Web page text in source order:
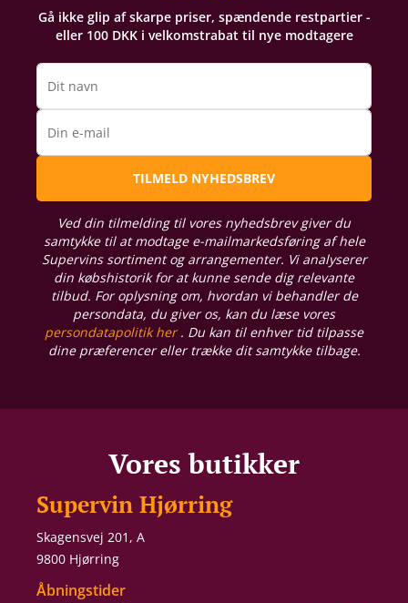
Gå ikke glip af skarpe priser, spændende restpartier -
eller 100 DKK i velkomstrabat til nye modtagere
Dit navn
Din e-mail
TILMELD NYHEDSBREV
Ved din tilmelding til vores nyhedsbrev giver du
samtykke til at modtage e-mailmarkedsføring af hele
Supervins sortiment og arrangementer. Vi analyserer
din købshistorik for at kunne sende dig relevante
tilbud. For oplysning om, hvordan vi behandler de
persondata, du giver os, kan du læse vores
persondatapolitik her. Du kan til enhver tid tilpasse
dine præferencer eller trække dit samtykke tilbage.
Vores butikker
Supervin Hjørring
Skagensvej 201, A
9800 Hjørring
Åbningstider